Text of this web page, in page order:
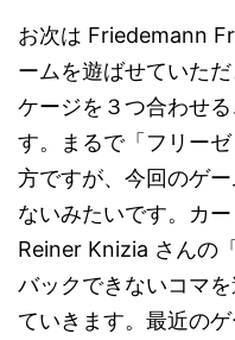
お次は Friedemann
ームを遊ばせていた
ケージを３つ合わせ
す。まるで「フリー
方ですが、今回のゲ
ないみたいです。カ
Reiner Knizia さんの「
バックできないコマ
ていきます。最近の